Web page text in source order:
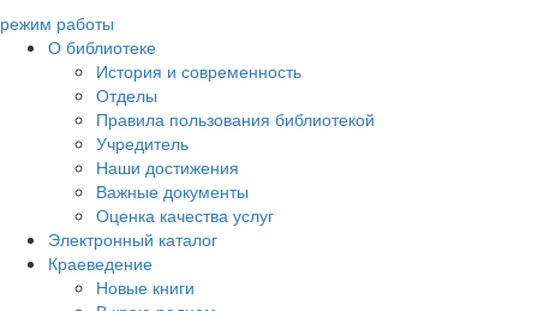
режим работы
О библиотеке
История и современность
Отделы
Правила пользования библиотекой
Учредитель
Наши достижения
Важные документы
Оценка качества услуг
Электронный каталог
Краеведение
Новые книги